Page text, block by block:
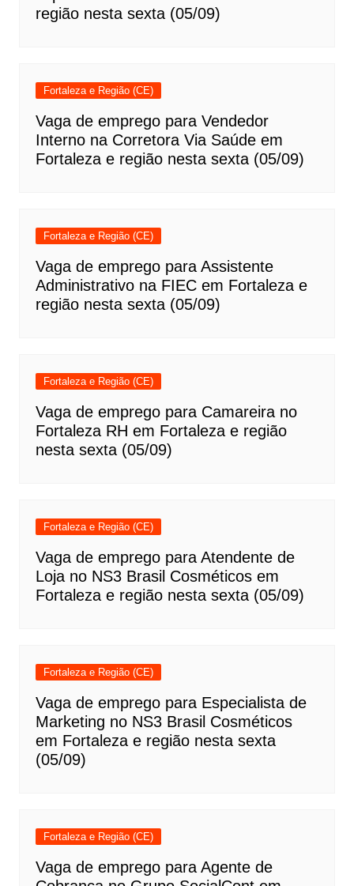
região nesta sexta (05/09)
Fortaleza e Região (CE)
Vaga de emprego para Vendedor
Interno na Corretora Via Saúde em
Fortaleza e região nesta sexta (05/09)
Fortaleza e Região (CE)
Vaga de emprego para Assistente
Administrativo na FIEC em Fortaleza e
região nesta sexta (05/09)
Fortaleza e Região (CE)
Vaga de emprego para Camareira no
Fortaleza RH em Fortaleza e região
nesta sexta (05/09)
Fortaleza e Região (CE)
Vaga de emprego para Atendente de
Loja no NS3 Brasil Cosméticos em
Fortaleza e região nesta sexta (05/09)
Fortaleza e Região (CE)
Vaga de emprego para Especialista de
Marketing no NS3 Brasil Cosméticos
em Fortaleza e região nesta sexta
(05/09)
Fortaleza e Região (CE)
Vaga de emprego para Agente de